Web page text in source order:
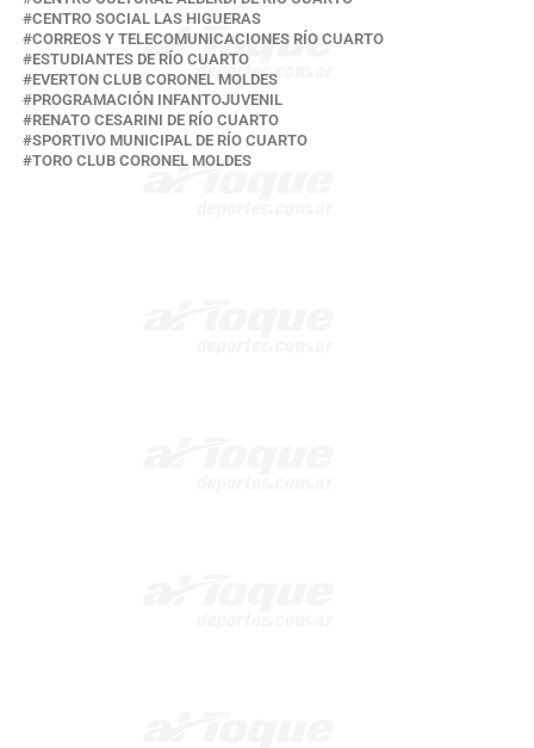
CENTRO SOCIAL LAS HIGUERAS
CORREOS Y TELECOMUNICACIONES RÍO CUARTO
ESTUDIANTES DE RÍO CUARTO
EVERTON CLUB CORONEL MOLDES
PROGRAMACIÓN INFANTOJUVENIL
RENATO CESARINI DE RÍO CUARTO
SPORTIVO MUNICIPAL DE RÍO CUARTO
TORO CLUB CORONEL MOLDES